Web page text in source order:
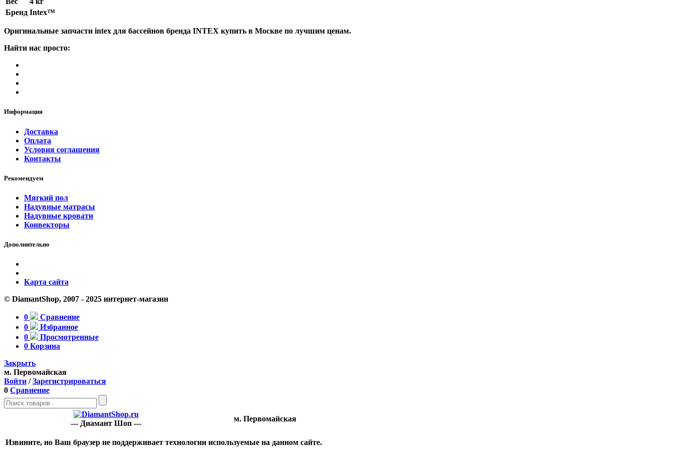
Бренд Intex™
Оригинальные запчасти intex для бассейнов бренда INTEX купить в Москве по лучшим ценам.
Найти нас просто:
Информация
Доставка
Оплата
Условия соглашения
Контакты
Рекомендуем
Мягкий пол
Надувные матрасы
Надувные кровати
Конвекторы
Дополнительно
Карта сайта
© DiamantShop, 2007 - 2025 интернет-магазин
0
Сравнение
0
Избранное
0
Просмотренные
0 Корзина
Закрыть
м. Первомайская
Войти /Зарегистрироваться
0 Сравнение
--- Диамант Шоп ---
м. Первомайская
Извините, но Ваш браузер не поддерживает технологии используемые на данном сайте.